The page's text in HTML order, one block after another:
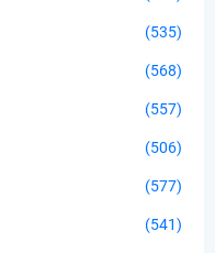
(535)
(568)
(557)
(506)
(577)
(541)